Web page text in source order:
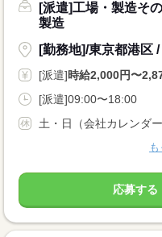
[派遣]工場・製造そ
製造
[勤務地]/東京都港区
[派遣]時給2,000円〜
[派遣]09:00〜18:00
土・日（会社カレンダー
応募する